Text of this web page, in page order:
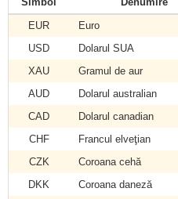
EUR
Euro
USD
Dolarul SUA
XAU
Gramul de aur
AUD
Dolarul australian
CAD
Dolarul canadian
CHF
Francul elveţian
CZK
Coroana cehă
DKK
Coroana daneză